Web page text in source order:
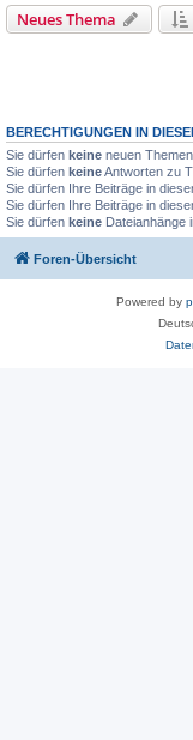
Neues Thema
BERECHTIGUNGEN IN
Sie dürfen keine neuen
Sie dürfen keineAntworten zu
Sie dürfen Ihre Beiträge in
Sie dürfen Ihre Beiträge in
Sie dürfen keine Dateianhänge
Foren-Übersicht
Powered by